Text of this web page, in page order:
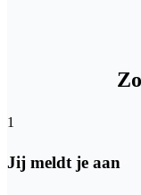
1
Jij meldt je aan